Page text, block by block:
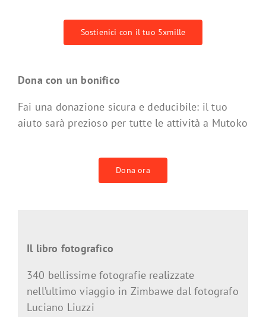
Sostienici con il tuo 5xmille
Dona con un bonifico
Fai una donazione sicura e deducibile: il tuo
aiuto sarà prezioso per tutte le attività a Mutoko
Dona ora
Il libro fotografico
340 bellissime fotografie realizzate
nell’ultimo viaggio in Zimbawe dal fotografo
Luciano Liuzzi